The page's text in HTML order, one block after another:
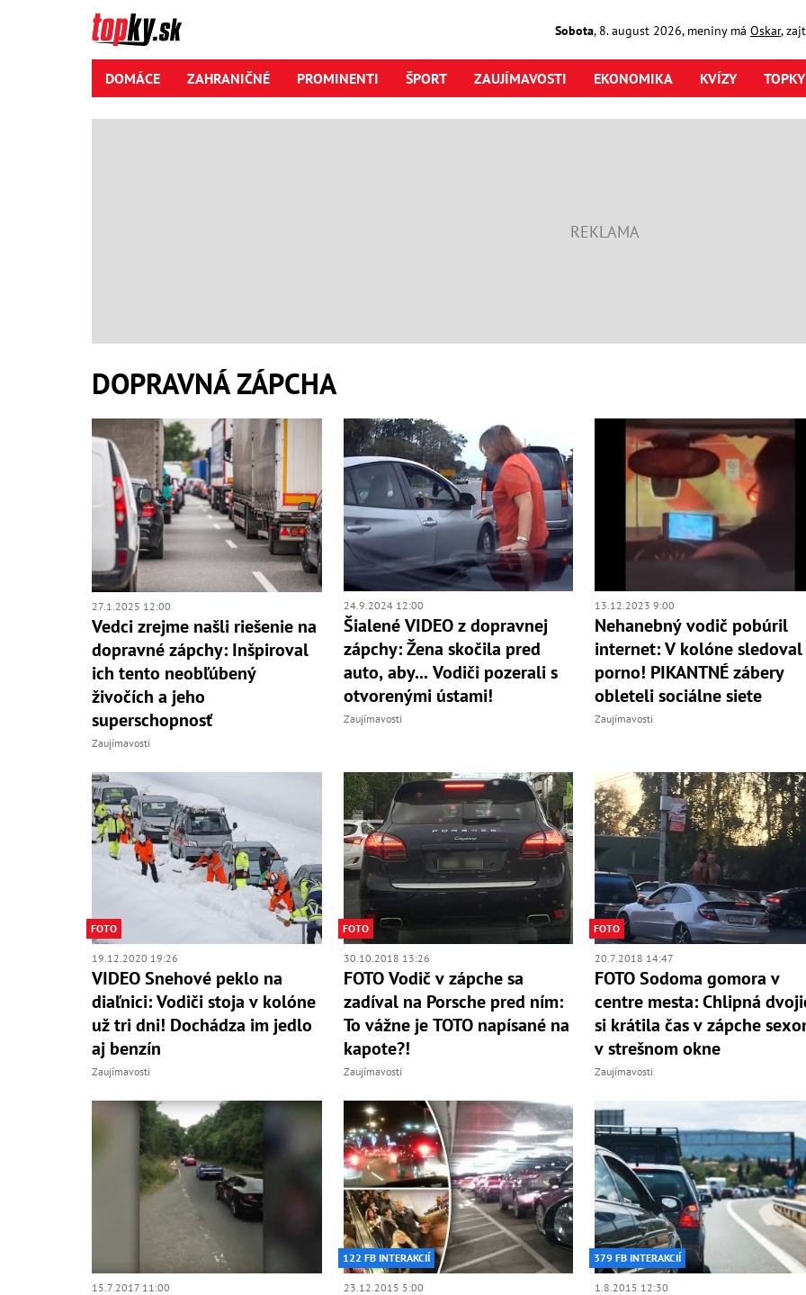
Sobota, 8. august2026, meniny má Oskar,
DOMÁCE ZAHRANIČNÉ PROMINENTI ŠPORT ZAUJÍMAVOSTI EKONOMIKA KVÍZY
DOPRAVNÁ ZÁPCHA
27.1.2025 12:00
Vedci zrejme našli riešenie na
dopravné zápchy: Inšpiroval
ich tento neobľúbený
živočích a jeho
superschopnosť
Zaujímavosti
24.9.2024 12:00
Šialené VIDEO z dopravnej
zápchy: Žena skočila pred
auto, aby... Vodiči pozerali s
otvorenými ústami!
Zaujímavosti
13.12.2023 9:00
Nehanebný vodič pobúril
internet: V kolóne sledoval
porno! PIKANTNÉ zábery
obleteli sociálne siete
Zaujímavosti
FOTO
19.12.2020 19:26
VIDEO Snehové peklo na
diaľnici: Vodiči stoja v kolóne
už tri dni! Dochádza im jedlo
aj benzín
Zaujímavosti
FOTO
30.10.2018 13:26
FOTO Vodič v zápche sa
zadíval na Porsche pred ním:
To vážne je TOTO napísané na
kapote?!
Zaujímavosti
FOTO
20.7.2018 14:47
FOTO Sodoma gomora v
centre mesta: Chlipná
si krátila čas v zápche
v strešnom okne
Zaujímavosti
15.7.2017 11:00
122 FB INTERAKCIÍ
23.12.2015 5:00
379 FB INTERAKCIÍ
1.8.2015 12:30